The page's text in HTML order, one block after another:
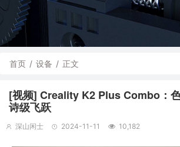
首页 / 设备 / 正文
[视频] Creality K2 Plus Combo：
诗级飞跃
深山闲士 2024-11-11 10,182